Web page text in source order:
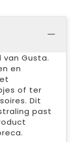
van Gusta.
en
of ter
Dit
past